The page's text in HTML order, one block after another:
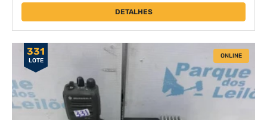
DETALHES
331
LOTE
ONLINE